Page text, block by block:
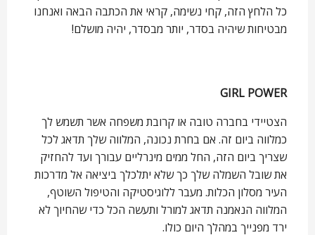
כל הלחץ הזה, קחי נשימה, קראי את הכתבה הבאה ואנחנו
מבטיחות שיהיה בסדר, יותר מבסדר, יהיה מושלם!
GIRL POWER
הצטיידי בחברה טובה או קרובת משפחה אשר תשמש לך
כמלווה ביום זה. אם בחרת נכונה, המלווה שלך תדאג לכל
שצריך ביום הזה, החל ממים מינרליים עבורך ועד להחזיק
את שובל השמלה שלך כך שלא יתלכלך ביציאה אל מדרכות
העיר מסלון הכלות. מעבר ללוגיסטיקה והטיפול השוטף,
המלווה הנאמנה תדאג למורל ותעשה הכל כדי שהחיוך לא
ירד מפנייך במהלך היום כולו.